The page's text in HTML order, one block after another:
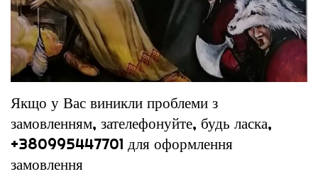
Якщо у Вас виникли проблеми з
замовленням, зателефонуйте, будь ласка,
+380995447701 для оформлення
замовлення